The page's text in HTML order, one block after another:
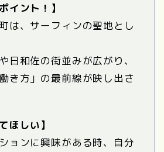
イント！】
は、サーフィンの聖地とし
日和佐の街並みが広がり、
き方」の最前線が映し出さ
ほしい】
ョンに興味がある時、自分